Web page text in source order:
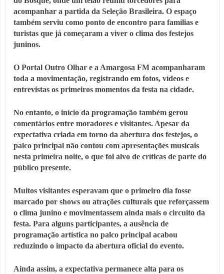
acompanhar a partida da Seleção Brasileira. O espaço
também serviu como ponto de encontro para famílias e
turistas que já começaram a viver o clima dos festejos
juninos.
O Portal Outro Olhar e a Amargosa FM acompanharam
toda a movimentação, registrando em fotos, vídeos e
entrevistas os primeiros momentos da festa na cidade.
No entanto, o início da programação também gerou
comentários entre moradores e visitantes. Apesar da
expectativa criada em torno da abertura dos festejos, o
palco principal não contou com apresentações musicais
nesta primeira noite, o que foi alvo de críticas de parte do
público presente.
Muitos visitantes esperavam que o primeiro dia fosse
marcado por shows ou atrações culturais que reforçassem
o clima junino e movimentassem ainda mais o circuito da
festa. Para alguns participantes, a ausência de
programação artística no palco principal acabou
reduzindo o impacto da abertura oficial do evento.
Ainda assim, a expectativa permanece alta para os